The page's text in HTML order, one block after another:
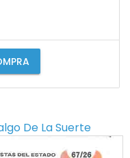
De La Suerte